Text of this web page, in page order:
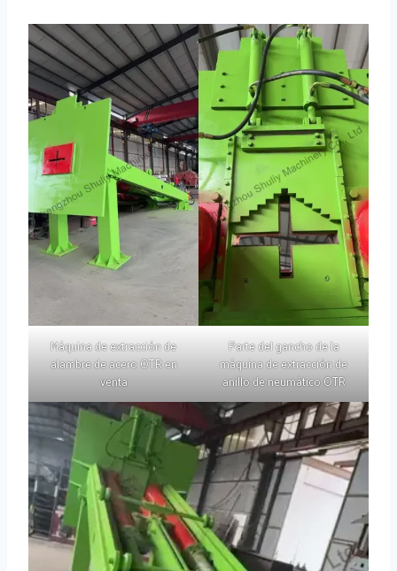
Máquina de extracción de
alambre de acero OTR en
venta
Parte del gancho de la
máquina de extracción de
anillo de neumático OTR